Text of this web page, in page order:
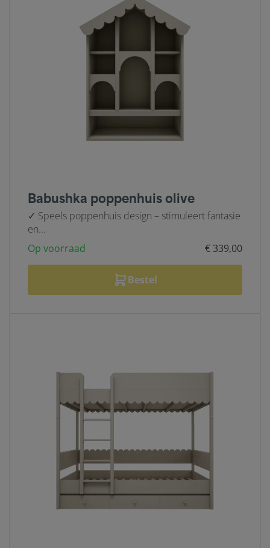
Babushka poppenhuis olive
✓ Speels poppenhuis design – stimuleert fantasie
en...
Op voorraad
€ 339,00
Bestel